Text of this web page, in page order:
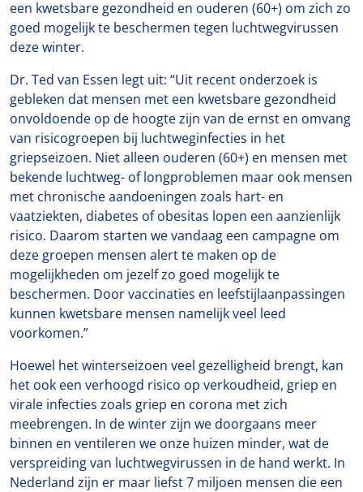
een kwetsbare gezondheid en ouderen (60+) om zich zo
goed mogelijk te beschermen tegen luchtwegvirussen
deze winter.
Dr. Ted van Essen legt uit: “Uit recent onderzoek is
gebleken dat mensen met een kwetsbare gezondheid
onvoldoende op de hoogte zijn van de ernst en omvang
van risicogroepen bij luchtweginfecties in het
griepseizoen. Niet alleen ouderen (60+) en mensen met
bekende luchtweg- of longproblemen maar ook mensen
met chronische aandoeningen zoals hart- en
vaatziekten, diabetes of obesitas lopen een aanzienlijk
risico. Daarom starten we vandaag een campagne om
deze groepen mensen alert te maken op de
mogelijkheden om jezelf zo goed mogelijk te
beschermen. Door vaccinaties en leefstijlaanpassingen
kunnen kwetsbare mensen namelijk veel leed
voorkomen.”
Hoewel het winterseizoen veel gezelligheid brengt, kan
het ook een verhoogd risico op verkoudheid, griep en
virale infecties zoals griep en corona met zich
meebrengen. In de winter zijn we doorgaans meer
binnen en ventileren we onze huizen minder, wat de
verspreiding van luchtwegvirussen in de hand werkt. In
Nederland zijn er maar liefst 7 miljoen mensen die een